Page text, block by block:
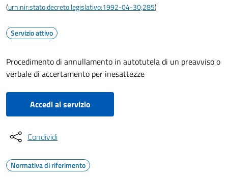
(urn:nir:stato:decreto.legislativo:1992-04-30;285)
Servizio attivo
Procedimento di annullamento in autotutela di un preavviso o
verbale di accertamento per inesattezze
Accedi al servizio
Condividi
Normativa di riferimento